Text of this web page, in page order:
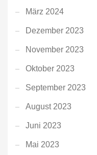
März 2024
Dezember 2023
November 2023
Oktober 2023
September 2023
August 2023
Juni 2023
Mai 2023